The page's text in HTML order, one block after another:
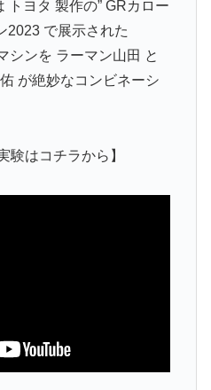
トヨタ 製作の” GRカロー
2023 で展示された
シンを ラーマン山田 と
が絶妙なコンビネーシ
験はコチラから】